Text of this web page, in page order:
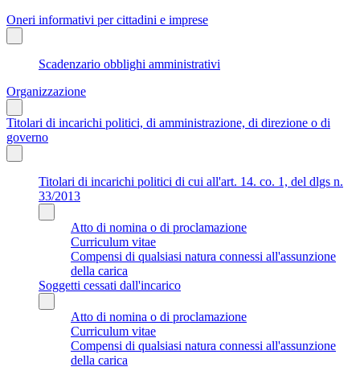
Oneri informativi per cittadini e imprese
Scadenzario obblighi amministrativi
Organizzazione
Titolari di incarichi politici, di amministrazione, di direzione o di
governo
Titolari di incarichi politici di cui all'art. 14. co. 1, del dlgs n.
33/2013
Atto di nomina o di proclamazione
Curriculum vitae
Compensi di qualsiasi natura connessi all'assunzione
della carica
Soggetti cessati dall'incarico
Atto di nomina o di proclamazione
Curriculum vitae
Compensi di qualsiasi natura connessi all'assunzione
della carica